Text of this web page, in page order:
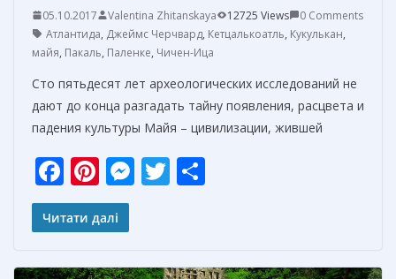
05.10.2017 Valentina Zhitanskaya 12725 Views
0 Comments
Атлантида, Джеймс Черчвард, Кетцалькоатль, Кукулькан,
майя, Пакаль, Паленке, Чичен-Ица
Сто пятьдесят лет археологических исследований не
дают до конца разгадать тайну появления, расцвета и
падения культуры Майя – цивилизации, жившей
F
ac
e
Pi
nt
er
M T
Читати далі